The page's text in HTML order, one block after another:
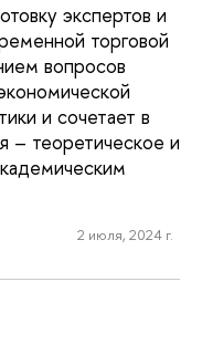
экспертов и
торговой
вопросов
и сочетает в
– теоретическое и
2 июля, 2024 г.